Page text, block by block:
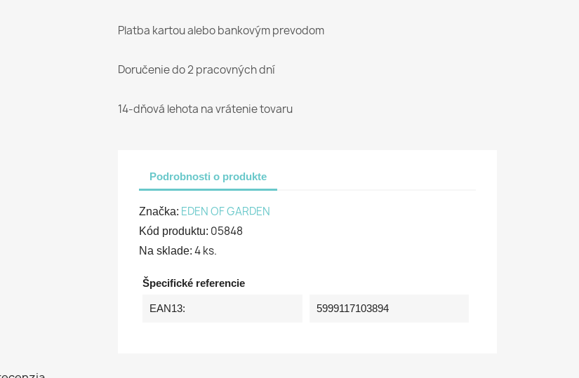
Platba kartou alebo bankovým prevodom
Doručenie do 2 pracovných dní
14-dňová lehota na vrátenie tovaru
Podrobnosti o produkte
Značka: EDEN OF GARDEN
Kód produktu: 05848
Na sklade: 4 ks.
Špecifické referencie
EAN13: 5999117103894